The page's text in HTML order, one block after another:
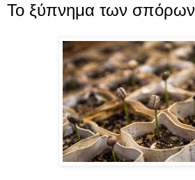
Το ξύπνημα των σπόρων